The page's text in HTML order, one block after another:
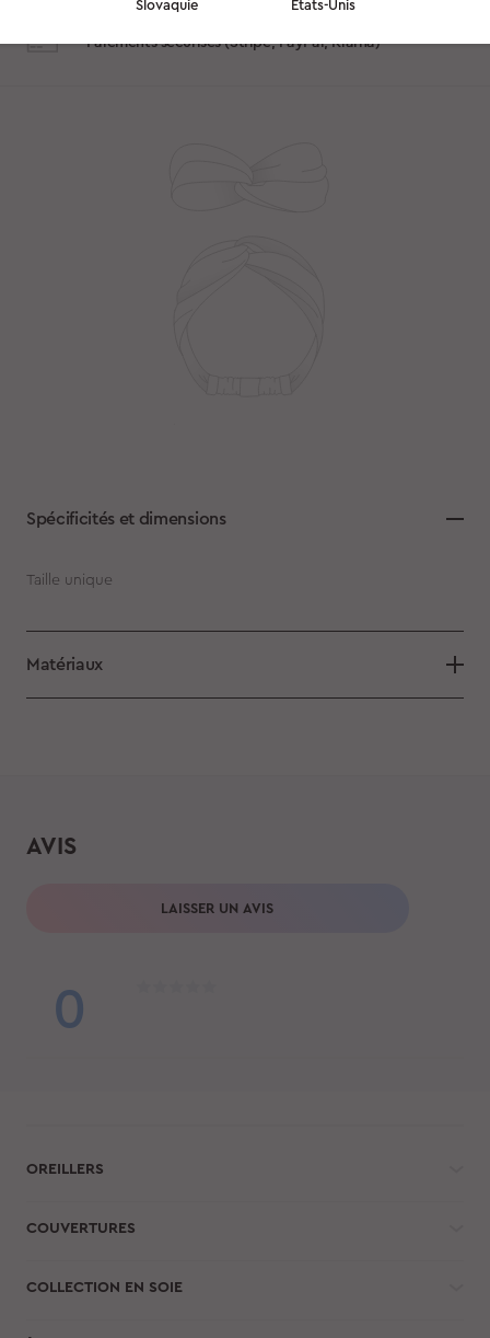
Paiements sécurisés (Stripe, PayPal, Klarna)
Spécificités et dimensions
Taille unique
Matériaux
AVIS
LAISSER UN AVIS
0
OREILLERS
COUVERTURES
COLLECTION EN SOIE
Slovaquie États-Unis